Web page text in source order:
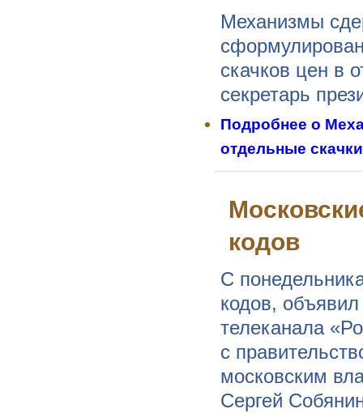
Механизмы
скачков цен в
секретарь
Подробнее о
отдельные
кодов
С
кодов,
телеканала
с
московским
Сергей